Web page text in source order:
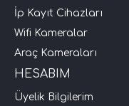
İp Kayıt Cihazları
Wifi Kameralar
Araç Kameraları
HESABIM
Üyelik Bilgilerim